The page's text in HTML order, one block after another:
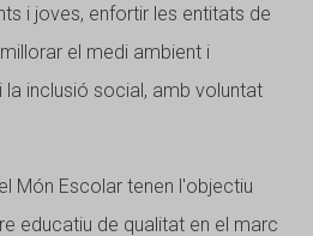
i joves, enfortir les entitats de
el medi ambient i
inclusió social, amb voluntat
Món Escolar tenen l'objectiu
educatiu de qualitat en el marc